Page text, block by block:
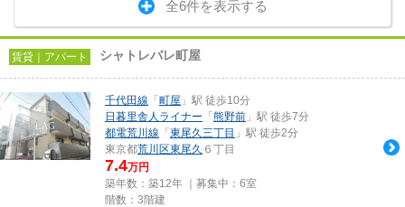
全6件を表示する
賃貸｜アパート シャトレバレ町屋
千代田線 「 町屋 」駅 徒歩10分
日暮里舎人ライナー 「 熊野前 」駅 徒歩7分
都電荒川線 「 東尾久三丁目 」駅 徒歩2分
東京都荒川区東尾久 ６丁目
7.4万円
築年数：築12年 ｜募集中： 6室
階数：3階建